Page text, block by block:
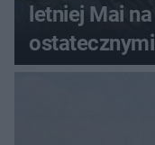
letniej Mai